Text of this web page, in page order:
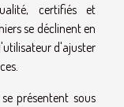
certifiés et
se déclinent en
d'ajuster
présentent sous